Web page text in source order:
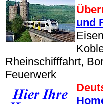
und
Rheinschifffahrt,
Feuerwerk